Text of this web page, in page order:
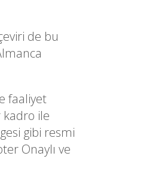
de bu
faaliyet
kadro ile
gibi resmi
Onaylı ve